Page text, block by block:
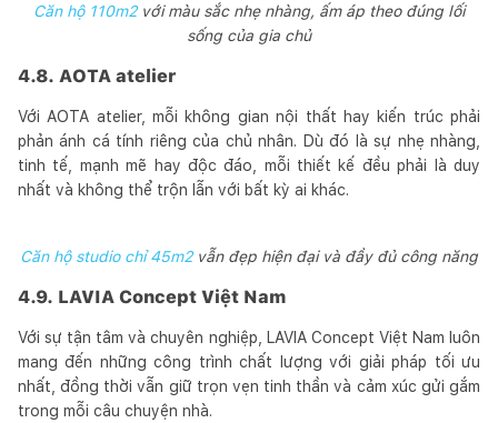
Căn hộ 110m2với màu sắc nhẹ nhàng, ấm áp theo đúng lối
sống của gia chủ
4.8. AOTA atelier
Với AOTA atelier, mỗi không gian nội thất hay kiến trúc phải
phản ánh cá tính riêng của chủ nhân. Dù đó là sự nhẹ nhàng,
tinh tế, mạnh mẽ hay độc đáo, mỗi thiết kế đều phải là duy
nhất và không thể trộn lẫn với bất kỳ ai khác.
Căn hộ studio chỉ 45m2vẫn đẹp hiện đại và đầy đủ công năng
4.9. LAVIA Concept Việt Nam
Với sự tận tâm và chuyên nghiệp, LAVIA Concept Việt Nam luôn
mang đến những công trình chất lượng với giải pháp tối ưu
nhất, đồng thời vẫn giữ trọn vẹn tinh thần và cảm xúc gửi gắm
trong mỗi câu chuyện nhà.